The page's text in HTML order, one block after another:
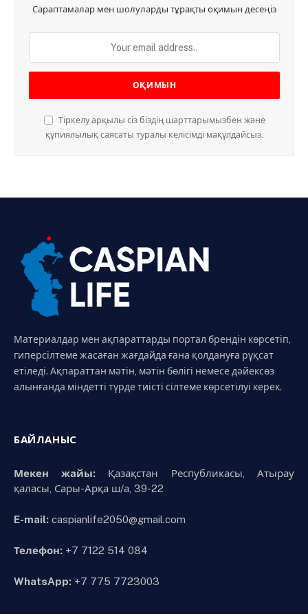
Сараптамалар мен шолуларды тұрақты оқимын десеңіз
Тіркелу арқылы сіз біздің шарттарымызбен және
құпиялылық саясаты туралы келісімді мақұлдайсыз.
Материалдар мен ақпараттарды портал брендін көрсетіп,
гиперсілтеме жасаған жағдайда ғана қолдануға рұқсат
етіледі. Ақпараттан мәтін, мәтін бөлігі немесе дәйексөз
алынғанда міндетті түрде тиісті сілтеме көрсетілуі керек.
БАЙЛАНЫС
Мекен жайы:Қазақстан Республикасы, Атырау
қаласы, Сары-Арқа ш/а, 39-22
E-mail: caspianlife2050@gmail.com
Телефон: +7 7122 514 084
WhatsApp: +7 775 7723003